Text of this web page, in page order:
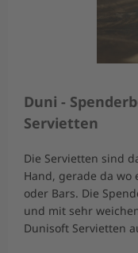
Duni -
Servietten
Die Servietten sind
Hand, gerade da wo
oder Bars. Die
und mit sehr
Dunisoft Servietten